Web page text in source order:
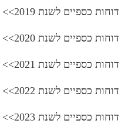
דוחות כספיים לשנת 2019>>
דוחות כספיים לשנת 2020>>
דוחות כספיים לשנת 2021>>
דוחות כספיים לשנת 2022>>
דוחות כספיים לשנת 2023>>